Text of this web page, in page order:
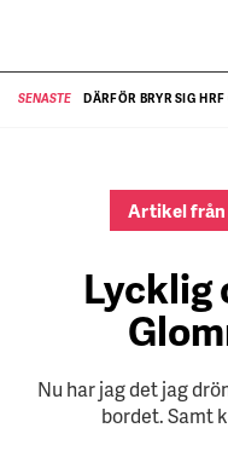
SENASTE DÄRFÖR BRYR SIG
Artikel
Lycklig
Nu har jag det jag
bordet. Samt